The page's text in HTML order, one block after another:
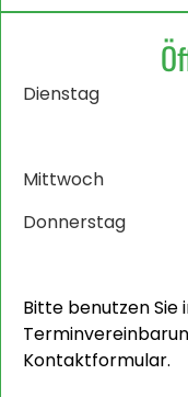
Dienstag
Mittwoch
Donnerstag
Bitte benutzen Sie
Kontaktformular.